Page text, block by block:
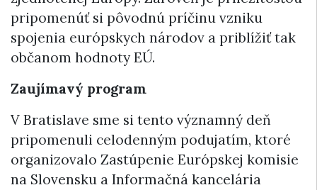
pripomenúť si pôvodnú príčinu vzniku
spojenia európskych národov a priblížiť tak
občanom hodnoty EÚ.
Zaujímavý program
V Bratislave sme si tento významný deň
pripomenuli celodenným podujatím, ktoré
organizovalo Zastúpenie Európskej komisie
na Slovensku a Informačná kancelária